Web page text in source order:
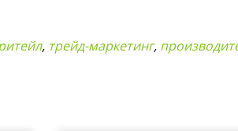
, трейд-маркетинг,